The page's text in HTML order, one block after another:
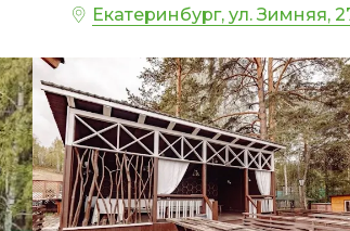
Екатеринбург, ул. Зимняя,